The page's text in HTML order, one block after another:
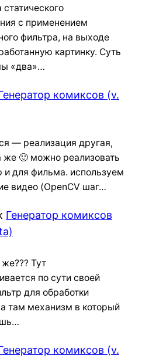
статического
с применением
фильтра, на выходе
картинку. Суть
«два»…
комиксов (v.
— реализация другая,
же 🙂 можно реализовать
и для фильма. используем
видео (OpenCV шаг…
Генератор комиксов
же??? Тут
по сути своей
для обработки
а там механизм в который
комиксов (v.